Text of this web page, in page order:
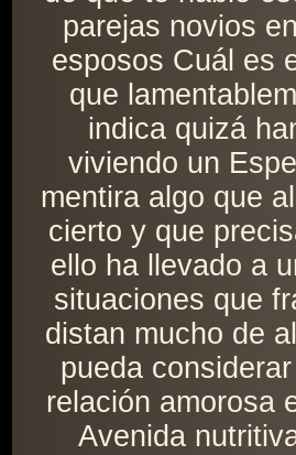
parejas novios
esposos Cuál es
que
indica quizá
viviendo un
mentira algo que
cierto y que
ello ha llevado a
situaciones que
distan mucho de
pueda
relación amorosa
Avenida